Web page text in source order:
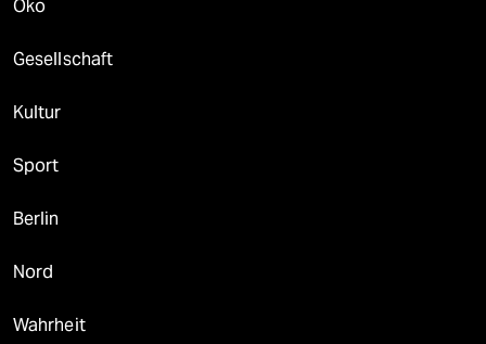
Öko
Gesellschaft
Kultur
Sport
Berlin
Nord
Wahrheit